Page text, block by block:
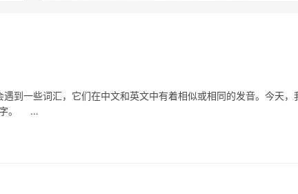
些词汇，它们在中文和英文中有着相似或相同的发音。今天，
字。 …